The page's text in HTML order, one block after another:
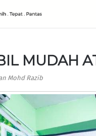
MUDAH
Mohd Razib